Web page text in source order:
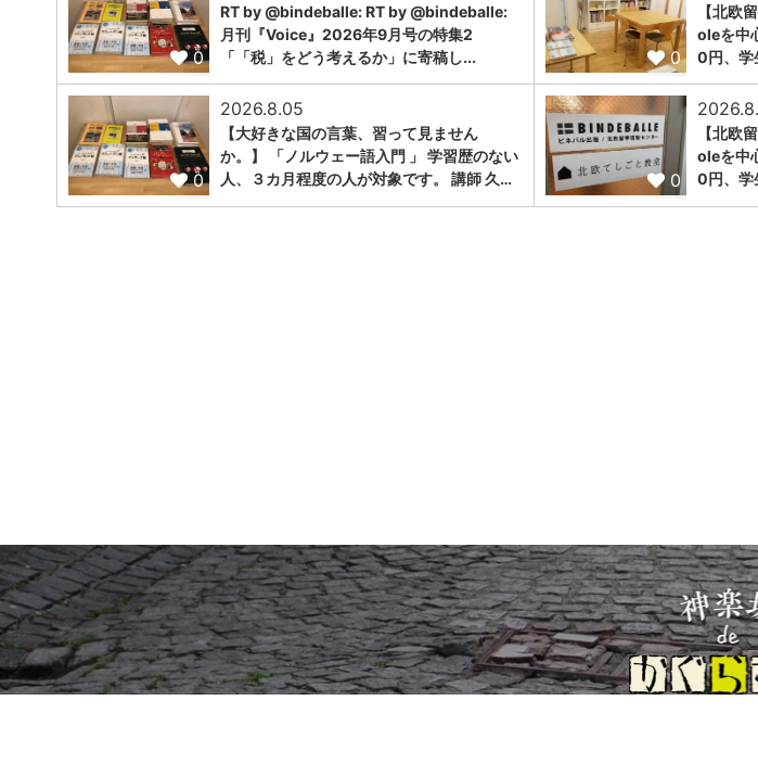
0
RT by @bindeballe: RT by @bindeballe:
月刊『Voice』2026年9月号の特集2
「「税」をどう考えるか」に寄稿し...
0
【北欧
oleを中
0円、学
0
2026.8.05
【大好きな国の言葉、習って見ません
か。】 「ノルウェー語入門 」 学習歴のない
人、３カ月程度の人が対象です。 講師 久…
0
【北欧
oleを中
0円、学